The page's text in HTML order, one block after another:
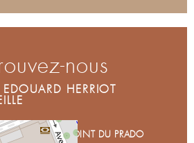
nous
HERRIOT
ROND POINT DU PRADO